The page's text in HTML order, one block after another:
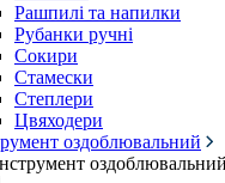
Рашпилі та напилки
Рубанки ручні
Сокири
Стамески
Степлери
Цвяходери
оздоблювальний
оздоблювальний